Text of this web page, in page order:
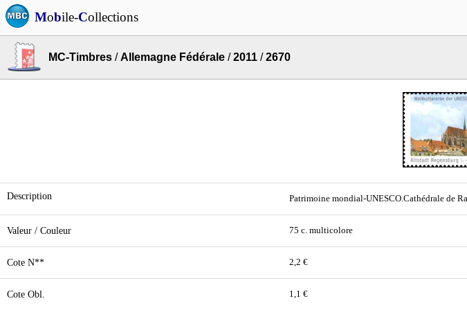
Mobile-Collections
MC-Timbres /Allemagne Fédérale /2011 /2670
Description Patrimoine mondial-UNESCO.Cathédrale de
Valeur / Couleur 75 c. multicolore
Cote N** 2,2 €
Cote Obl. 1,1 €